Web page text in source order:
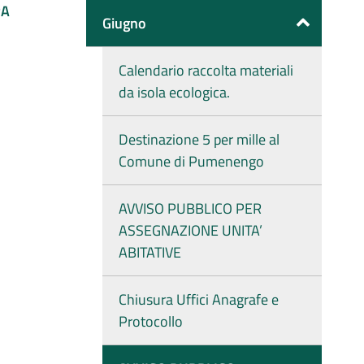
Giugno
Calendario raccolta materiali
da isola ecologica.
Destinazione 5 per mille al
Comune di Pumenengo
AVVISO PUBBLICO PER
ASSEGNAZIONE UNITA’
ABITATIVE
Chiusura Uffici Anagrafe e
Protocollo